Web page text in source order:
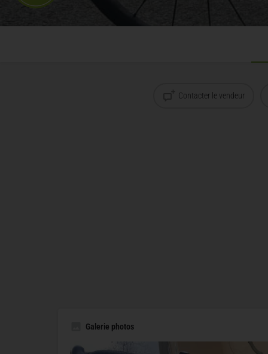
Contacter le vendeur
Galerie photos